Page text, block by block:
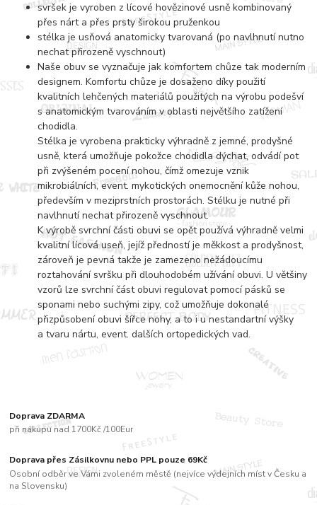
Doprava ZDARMA
při nákupu nad 1700Kč /100Eur
Doprava přes Zásilkovnu nebo PPL pouze 69Kč
Osobní odběr ve Vámi zvoleném městě (nejvíce výdejních míst v Česku a
na Slovensku)
svršek je vyroben z lícové hovězinové usně kombinovaný
přes nárt a přes prsty širokou pruženkou
stélka je usňová anatomicky tvarovaná (po navlhnutí nutno
nechat přirozeně vyschnout)
Naše obuv se vyznačuje jak komfortem chůze tak moderním
designem. Komfortu chůze je dosaženo díky použití
kvalitních lehčených materiálů použitých na výrobu podešví
s anatomickým tvarováním v oblasti největšího zatížení
chodidla.
Stélka je vyrobena prakticky výhradně z jemné, prodyšné
usně, která umožňuje pokožce chodidla dýchat, odvádí pot
při zvýšeném pocení nohou, čímž omezuje vznik
mikrobiálních, event. mykotických onemocnění kůže nohou,
především v meziprstních prostorách. Stélku je nutné při
navlhnutí nechat přirozeně vyschnout.
K výrobě svrchní části obuvi se opět používá výhradně velmi
kvalitní lícová useň, jejíž předností je měkkost a prodyšnost,
zároveň je pevná takže je zamezeno nežádoucímu
roztahování svršku při dlouhodobém užívání obuvi. U většiny
vzorů lze svrchní část obuvi regulovat pomocí pásků se
sponami nebo suchými zipy, což umožňuje dokonalé
přizpůsobení obuvi šířce nohy, a to i u nestandartní výšky
a tvaru nártu, event. dalších ortopedických vad.